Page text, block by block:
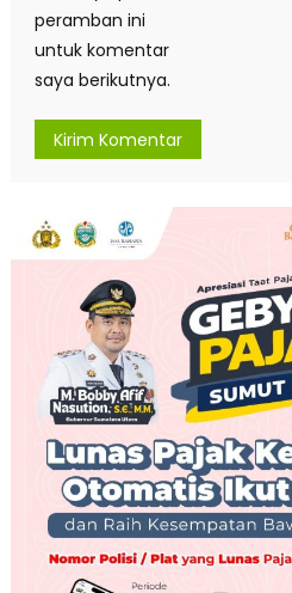
peramban ini
untuk komentar
saya berikutnya.